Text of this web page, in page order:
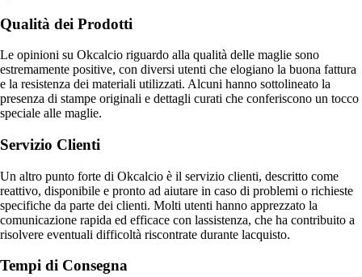
Qualità dei Prodotti
Le opinioni su Okcalcio riguardo alla qualità delle maglie sono
estremamente positive, con diversi utenti che elogiano la buona fattura
e la resistenza dei materiali utilizzati. Alcuni hanno sottolineato la
presenza di stampe originali e dettagli curati che conferiscono un tocco
speciale alle maglie.
Servizio Clienti
Un altro punto forte di Okcalcio è il servizio clienti, descritto come
reattivo, disponibile e pronto ad aiutare in caso di problemi o richieste
specifiche da parte dei clienti. Molti utenti hanno apprezzato la
comunicazione rapida ed efficace con lassistenza, che ha contribuito a
risolvere eventuali difficoltà riscontrate durante lacquisto.
Tempi di Consegna